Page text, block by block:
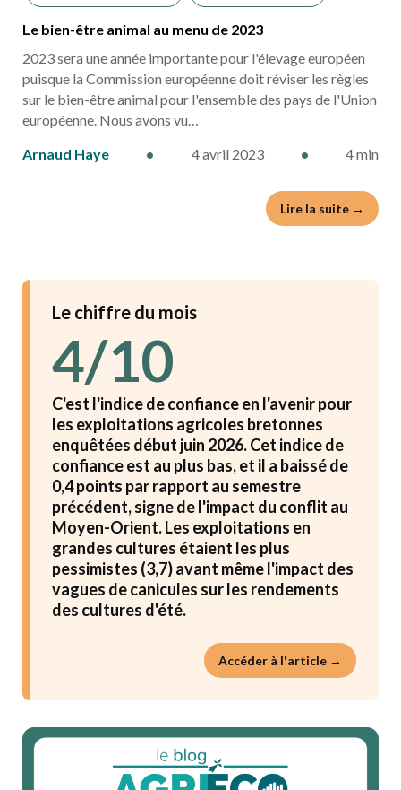
Le bien-être animal au menu de 2023
2023 sera une année importante pour l'élevage européen
puisque la Commission européenne doit réviser les règles
sur le bien-être animal pour l'ensemble des pays de l'Union
européenne. Nous avons vu…
Arnaud Haye
• 4 avril 2023 • 4 min
Lire la suite →
Le chiffre du mois
4/10
C'est l'indice de confiance en l'avenir pour
les exploitations agricoles bretonnes
enquêtées début juin 2026. Cet indice de
confiance est au plus bas, et il a baissé de
0,4 points par rapport au semestre
précédent, signe de l'impact du conflit au
Moyen-Orient. Les exploitations en
grandes cultures étaient les plus
pessimistes (3,7) avant même l'impact des
vagues de canicules sur les rendements
des cultures d'été.
Accéder à l'article →